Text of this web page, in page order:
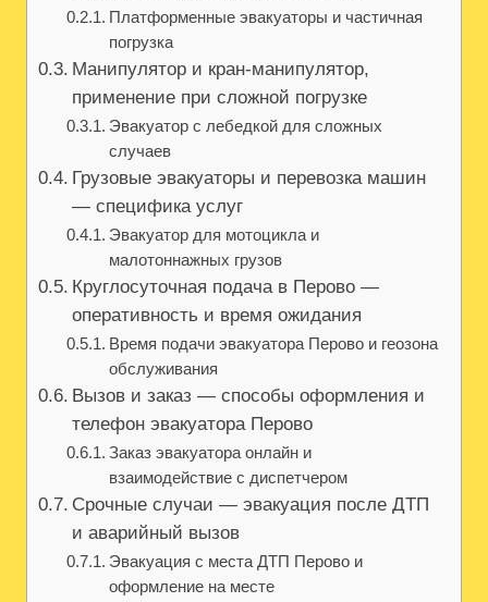
Платформенные эвакуаторы и частичная
погрузка
Манипулятор и кран-манипулятор,
применение при сложной погрузке
Эвакуатор с лебедкой для сложных
случаев
Грузовые эвакуаторы и перевозка машин
— специфика услуг
Эвакуатор для мотоцикла и
малотоннажных грузов
Круглосуточная подача в Перово —
оперативность и время ожидания
Время подачи эвакуатора Перово и геозона
обслуживания
Вызов и заказ — способы оформления и
телефон эвакуатора Перово
Заказ эвакуатора онлайн и
взаимодействие с диспетчером
Срочные случаи — эвакуация после ДТП
и аварийный вызов
Эвакуация с места ДТП Перово и
оформление на месте